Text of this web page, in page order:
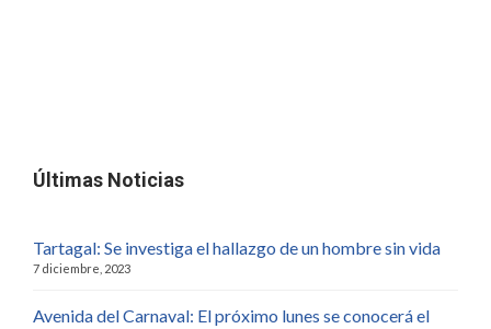
Últimas Noticias
Tartagal: Se investiga el hallazgo de un hombre sin vida
7 diciembre, 2023
Avenida del Carnaval: El próximo lunes se conocerá el